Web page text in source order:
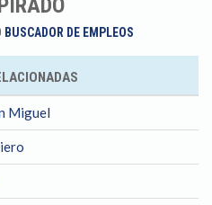
BUSCADOR DE EMPLEOS
Miguel